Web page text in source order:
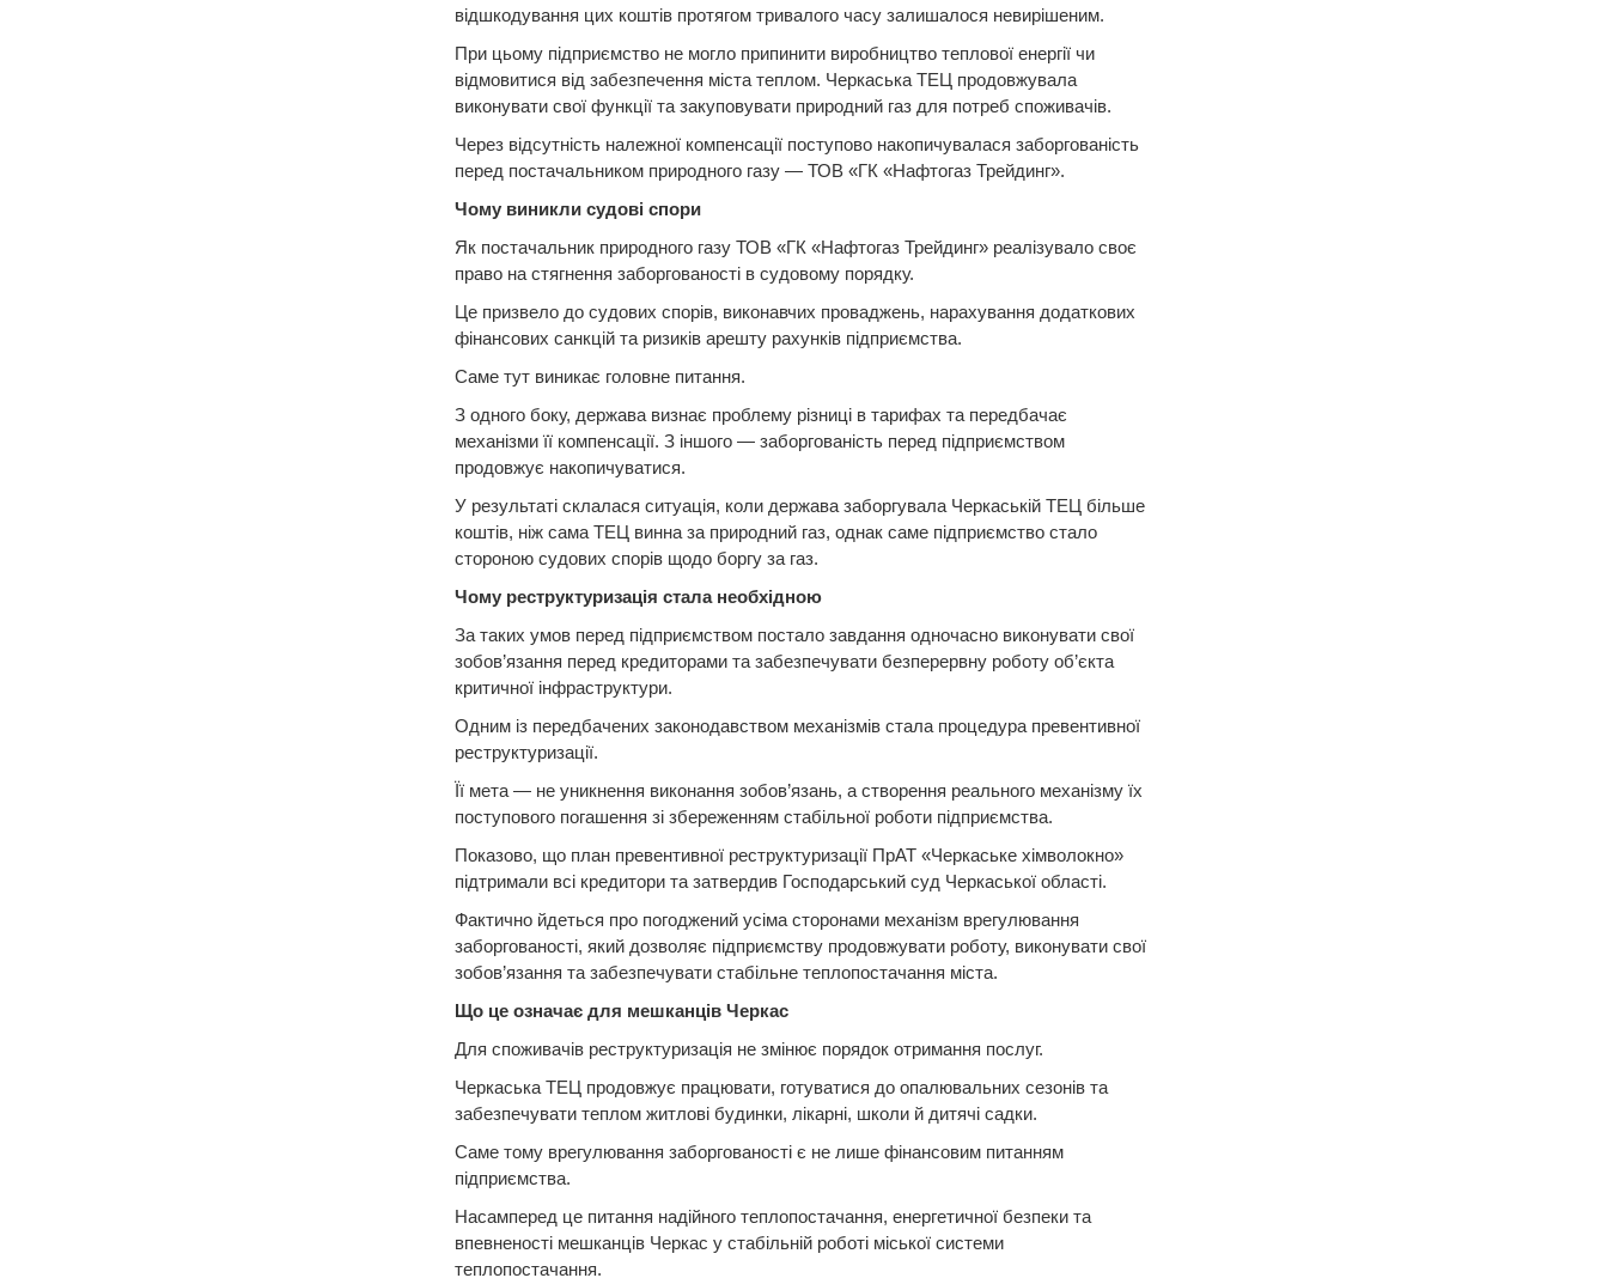
відшкодування цих коштів протягом тривалого часу залишалося невирішеним.
При цьому підприємство не могло припинити виробництво теплової енергії чи
відмовитися від забезпечення міста теплом. Черкаська ТЕЦ продовжувала
виконувати свої функції та закуповувати природний газ для потреб споживачів.
Через відсутність належної компенсації поступово накопичувалася заборгованість
перед постачальником природного газу — ТОВ «ГК «Нафтогаз Трейдинг».
Чому виникли судові спори
Як постачальник природного газу ТОВ «ГК «Нафтогаз Трейдинг» реалізувало своє
право на стягнення заборгованості в судовому порядку.
Це призвело до судових спорів, виконавчих проваджень, нарахування додаткових
фінансових санкцій та ризиків арешту рахунків підприємства.
Саме тут виникає головне питання.
З одного боку, держава визнає проблему різниці в тарифах та передбачає
механізми її компенсації. З іншого — заборгованість перед підприємством
продовжує накопичуватися.
У результаті склалася ситуація, коли держава заборгувала Черкаській ТЕЦ більше
коштів, ніж сама ТЕЦ винна за природний газ, однак саме підприємство стало
стороною судових спорів щодо боргу за газ.
Чому реструктуризація стала необхідною
За таких умов перед підприємством постало завдання одночасно виконувати свої
зобов’язання перед кредиторами та забезпечувати безперервну роботу об’єкта
критичної інфраструктури.
Одним із передбачених законодавством механізмів стала процедура превентивної
реструктуризації.
Її мета — не уникнення виконання зобов’язань, а створення реального механізму їх
поступового погашення зі збереженням стабільної роботи підприємства.
Показово, що план превентивної реструктуризації ПрАТ «Черкаське хімволокно»
підтримали всі кредитори та затвердив Господарський суд Черкаської області.
Фактично йдеться про погоджений усіма сторонами механізм врегулювання
заборгованості, який дозволяє підприємству продовжувати роботу, виконувати свої
зобов’язання та забезпечувати стабільне теплопостачання міста.
Що це означає для мешканців Черкас
Для споживачів реструктуризація не змінює порядок отримання послуг.
Черкаська ТЕЦ продовжує працювати, готуватися до опалювальних сезонів та
забезпечувати теплом житлові будинки, лікарні, школи й дитячі садки.
Саме тому врегулювання заборгованості є не лише фінансовим питанням
підприємства.
Насамперед це питання надійного теплопостачання, енергетичної безпеки та
впевненості мешканців Черкас у стабільній роботі міської системи
теплопостачання.